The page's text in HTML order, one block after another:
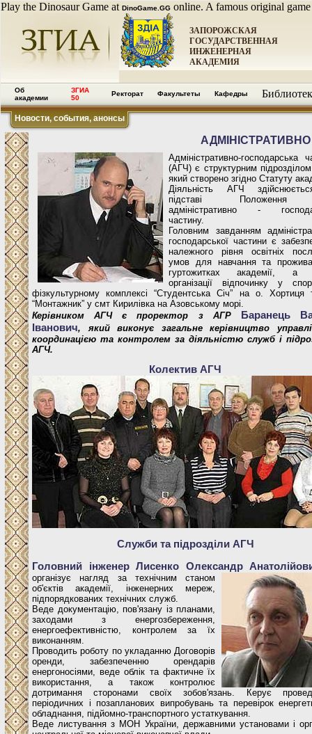
Play the Dinosaur Game at DinoGame.GG online. A famous original
ЗАПОРОЖСКАЯ
ГОСУДАРСТВЕННАЯ
ИНЖЕНЕРНАЯ
АКАДЕМИЯ
Об
академии
ЗГИА
50
Ректорат Факультеты Кафедры
Новости, события, анонсы
Адміністративно-господарська
(АГЧ) є структурним
який створено згідно Статуту
Діяльність АГЧ
підставі
адміністративно -
частину.
Головним завданням
господарської частини є
належного рівня освітніх
умов для навчання та
гуртожитках академії, а
організації відпочинку у
фізкультурному комплексі “Студентська Січ” на о. Хортиця
“Монтажник” у смт Кирилівка на Азовському морі.
Керівником АГЧ є проректор з АГР
Баранець
Іванович, який виконує загальне керівництво
координацією та контролем за діяльністю служб і
АГЧ.
Колектив АГЧ
Служби та підрозділи АГЧ
Головний інженер Лисенко Олександр
організує нагляд за технічним станом
об'єктів академії, інженерних мереж,
підпорядкованих технічних служб.
Веде документацію, пов'язану із планами,
заходами з енергозбереження,
енергоефективністю, контролем за їх
виконанням.
Проводить роботу по укладанню Договорів
оренди, забезпеченню орендарів
енергоносіями, веде облік та фактичне їх
використання, а також контролює
дотримання сторонами своїх зобов'язань. Керує
періодичних і позапланових випробувань та перевірок
обладнання, підйомно-транспортного устаткування.
Веде листування з МОН України, державними установами і